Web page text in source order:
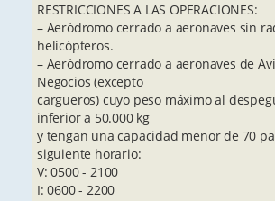
RESTRICCIONES A LAS OPERACIONES:
– Aeródromo cerrado a aeronaves sin
helicópteros.
– Aeródromo cerrado a aeronaves de
Negocios (excepto
cargueros) cuyo peso máximo al
inferior a 50.000 kg
y tengan una capacidad menor de 70
siguiente horario:
V: 0500 - 2100
I: 0600 - 2200